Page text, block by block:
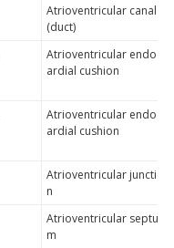
Atrioventricular canal
(duct)
Atrioventricular endoc
ardial cushion
Atrioventricular endoc
ardial cushion
Atrioventricular junctio
n
Atrioventricular septu
m